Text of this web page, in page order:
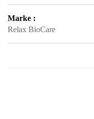
Marke :
Relax BioCare